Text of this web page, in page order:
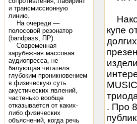
и трансмиссионную
линию.
На очереди —
полосовой резонатор
(bandpass, ПР).
Современная
зарубежная массовая
аудиопресса, не
балующая читателя
глубоким проникновением
в физическую суть
акустических явлений,
частенько вообще
отказывается от каких-
либо физических
объяснений, когда речь
купе
. Про